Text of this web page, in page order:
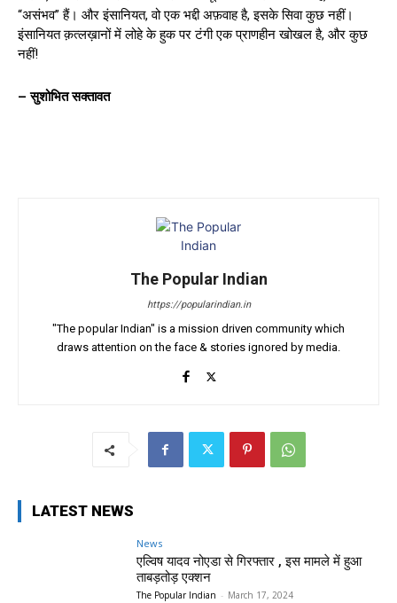
“असंभव” हैं। और इंसानियत, वो एक भद्दी अफ़वाह है, इसके सिवा कुछ नहीं।
इंसानियत क़त्लख़ानों में लोहे के हुक पर टंगी एक प्राणहीन खोखल है, और कुछ
नहीं!
– सुशोभित सक्तावत
The Popular Indian
https://popularindian.in
"The popular Indian" is a mission driven community which
draws attention on the face & stories ignored by media.
LATEST NEWS
News
एल्विष यादव नोएडा से गिरफ्तार , इस मामले में हुआ
ताबड़तोड़ एक्शन
The Popular Indian - March 17, 2024